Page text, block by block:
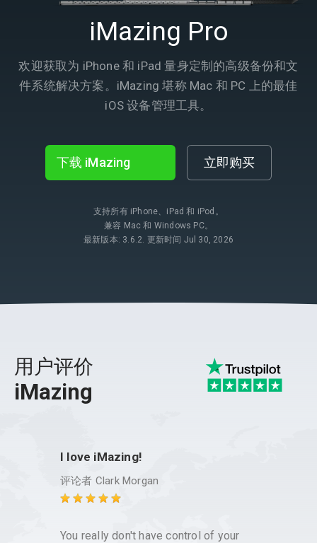
iMazing Pro
欢迎获取为 iPhone 和 iPad 量身定制的高级备份和文
件系统解决方案。iMazing 堪称 Mac 和 PC 上的最佳
iOS 设备管理工具。
下载 iMazing 立即购买
支持所有 iPhone、iPad 和 iPod。
兼容 Mac 和 Windows PC。
最新版本: 3.6.2. 更新时间 Jul 30, 2026
用户评价
iMazing
I love iMazing!
评论者 Clark Morgan
You really don't have control of your